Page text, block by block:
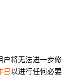
户将无法进一步修
日 以进行任何必要